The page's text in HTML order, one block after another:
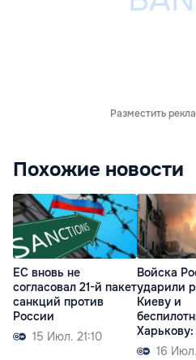
Разместить
Похожие новости
ЕС вновь не
согласовал 21-й пакет
санкций против
России
15 Июл. 21:10
Войска
ударили
Киеву и
Харькову:
жертвы
16